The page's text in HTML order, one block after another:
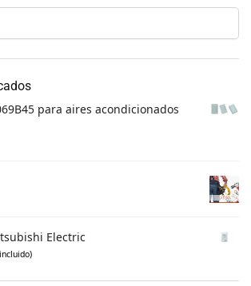
para aires acondicionados
Electric